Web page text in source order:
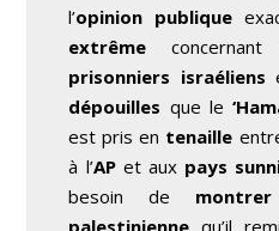
l’opinion publique
extrême
prisonniers israéliens
dépouilles que le
est pris en tenaille
à l’APet aux pays
besoin de montrer